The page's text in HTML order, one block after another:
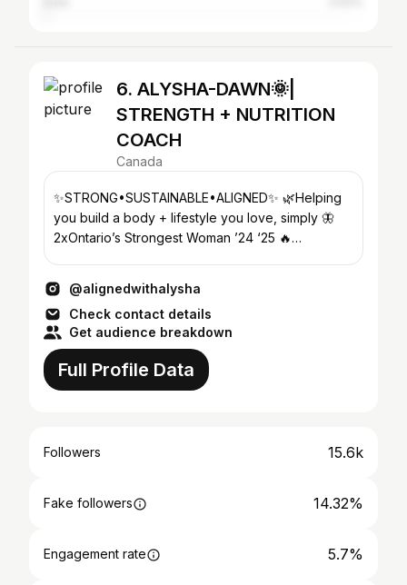
6. ALYSHA-DAWN🌞|
STRENGTH + NUTRITION
COACH
Canada
✨STRONG•SUSTAINABLE•ALIGNED✨ 🌿Helping
you build a body + lifestyle you love, simply 🦋
2xOntario’s Strongest Woman ’24 ‘25 🔥
@alignedwithalysha
Check contact details
Get audience breakdown
Full Profile Data
Followers 15.6k
Fake followers 14.32%
Engagement rate 5.7%